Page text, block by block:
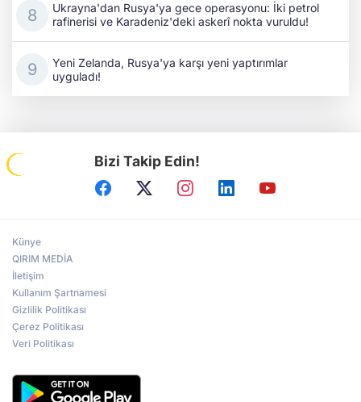
Ukrayna'dan Rusya'ya gece operasyonu: İki petrol
rafinerisi ve Karadeniz'deki askerî nokta vuruldu!
Yeni Zelanda, Rusya'ya karşı yeni yaptırımlar
uyguladı!
Bizi Takip Edin!
Künye
QIRIM MEDİA
İletişim
Kullanım Şartnamesi
Gizlilik Politikası
Çerez Politikası
Veri Politikası